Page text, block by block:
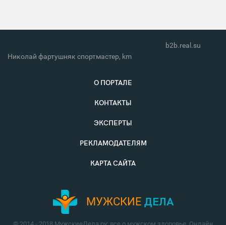
b2b.real.su
Николай фартушняк спортмастер, km
О ПОРТАЛЕ
КОНТАКТЫ
ЭКСПЕРТЫ
РЕКЛАМОДАТЕЛЯМ
КАРТА САЙТА
МУЖСКИЕ ДЕЛА